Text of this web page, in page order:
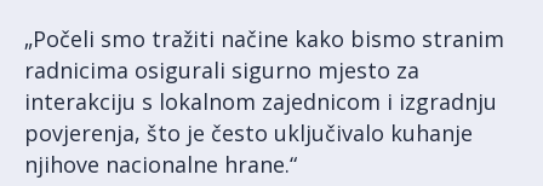
„Počeli smo tražiti načine kako bismo stranim
radnicima osigurali sigurno mjesto za
interakciju s lokalnom zajednicom i izgradnju
povjerenja, što je često uključivalo kuhanje
njihove nacionalne hrane.“